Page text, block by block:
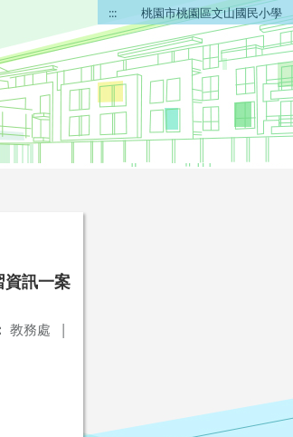
::: 桃園市桃園區文山國民小學
資訊一案
教務處 |